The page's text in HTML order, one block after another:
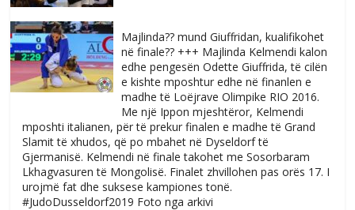
Majlinda?? mund Giuffridan, kualifikohet
në finale?? +++ Majlinda Kelmendi kalon
edhe pengesën Odette Giuffrida, të cilën
e kishte mposhtur edhe në finanlen e
madhe të Loëjrave Olimpike RIO 2016.
Me një Ippon mjeshtëror, Kelmendi
mposhti italianen, për të prekur finalen e madhe të Grand
Slamit të xhudos, që po mbahet në Dyseldorf të
Gjermanisë. Kelmendi në finale takohet me Sosorbaram
Lkhagvasuren të Mongolisë. Finalet zhvillohen pas orës 17. I
urojmë fat dhe suksese kampiones tonë.
#JudoDusseldorf2019 Foto nga arkivi